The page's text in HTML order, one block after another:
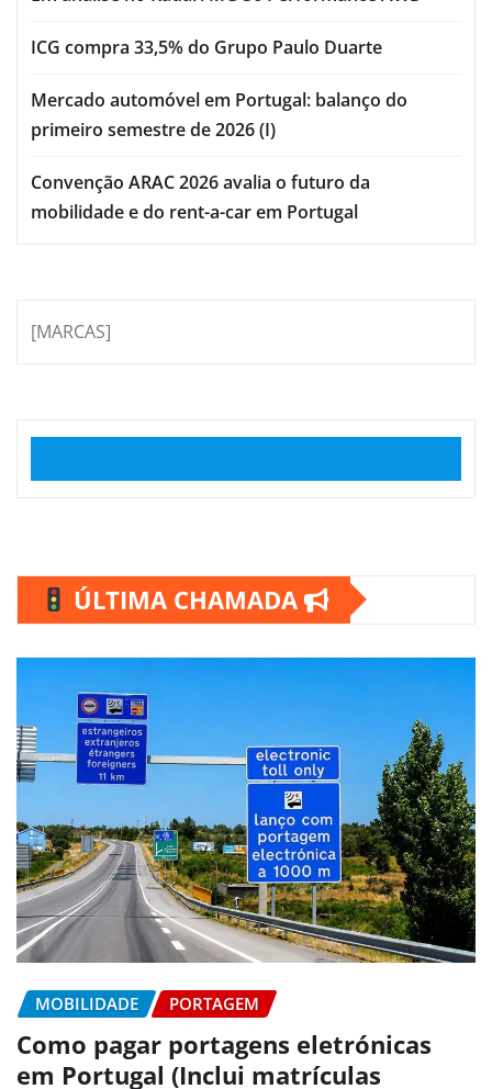
ICG compra 33,5% do Grupo Paulo Duarte
Mercado automóvel em Portugal: balanço do
primeiro semestre de 2026 (I)
Convenção ARAC 2026 avalia o futuro da
mobilidade e do rent-a-car em Portugal
[MARCAS]
ÚLTIMA CHAMADA
MOBILIDADE PORTAGEM
Como pagar portagens eletrónicas
em Portugal (Inclui matrículas